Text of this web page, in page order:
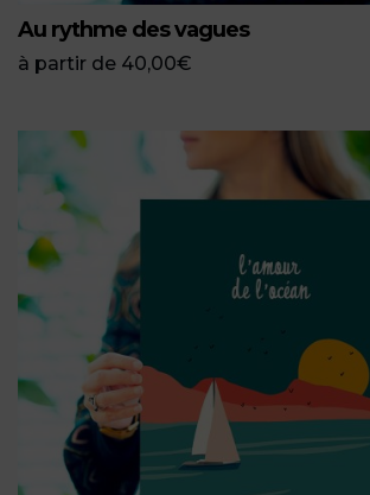
Au rythme des vagues
à partir de 40,00€